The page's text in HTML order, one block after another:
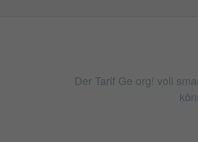
Der Tarif Ge org! voll